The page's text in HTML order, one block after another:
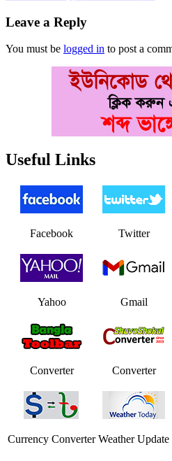
navigation
Leave a Reply
You must be logged in to post a
Useful Links
Facebook Twitter
Yahoo Gmail
Converter Converter
Currency Converter Weather Update